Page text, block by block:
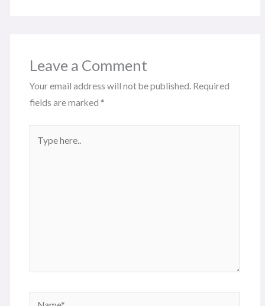
Leave a Comment
Your email address will not be published. Required
fields are marked *
here..
Name*